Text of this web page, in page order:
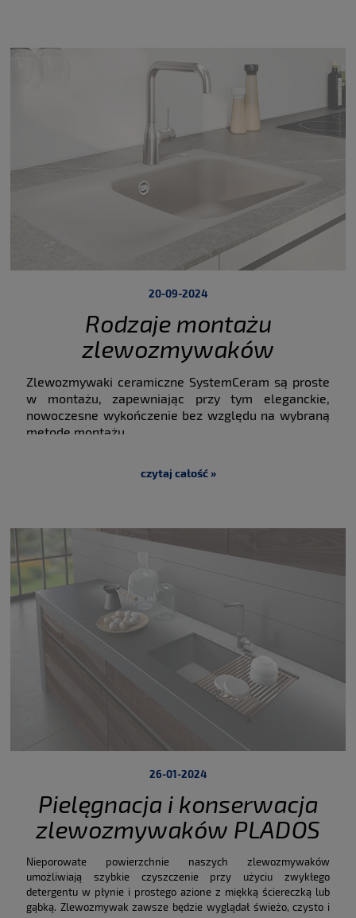
targów różnorodność i asortyment nowych produktów od
producentów mebli kuchennych będą prezentowane obok
dostawców akcesoriów, blatów roboczych, okuć, okapów,
sprzętu AGD, oprogramowania i IT, zlewozmywaków i
Rodzaje montażu
zlewozmywaków
ceramicznych
SystemCeram
20-09-2024
Zlewozmywaki ceramiczne SystemCeram są proste
w montażu, zapewniając przy tym eleganckie,
nowoczesne wykończenie bez względu na wybraną
metodę montażu.
W SystemCeram dostarczamy szeroką gamę
szafki to dostępna przestrzeń pod blatem potrzebna
tylko na komorę zlewozmywaka i ewentualne
mocowania.
czytaj całość »
Pielęgnacja i konserwacja
zlewozmywaków PLADOS
26-01-2024
Nieporowate powierzchnie naszych zlewozmywaków
umożliwiają szybkie czyszczenie przy użyciu zwykłego
detergentu w płynie i prostego azione z miękką ściereczką lub
gąbką. Zlewozmywak zawsze będzie wyglądał świeżo, czysto i